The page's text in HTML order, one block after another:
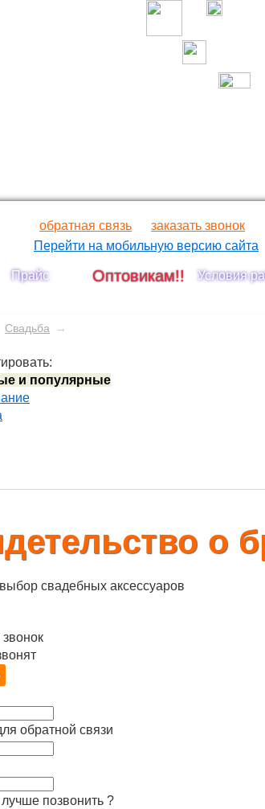
обратная связь заказать звонок
Перейти на мобильную версию сайта
Прайс Оптовикам!! Условия
Свадьба →
и популярные
о
свадебных аксессуаров
обратной связи
позвонить ?